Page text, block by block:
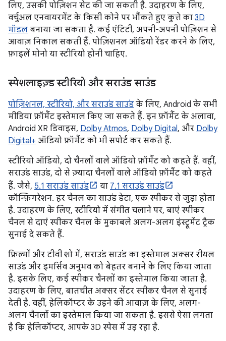
लिए, उसकी पोज़िशन सेट की जा सकती है. उदाहरण के लिए,
वर्चुअल एनवायरमेंट के किसी कोने पर भौंकते हुए कुत्ते का 3D
मॉडल बनाया जा सकता है. कई एंटिटी, अपनी-अपनी पोज़िशन से
आवाज़ निकाल सकती हैं. पोज़िशनल ऑडियो रेंडर करने के लिए,
फ़ाइलें मोनो या स्टीरियो होनी चाहिए.
स्पेशलाइज़्ड स्टीरियो और सराउंड साउंड
पोज़िशनल, स्टीरियो, और सराउंड साउंड के लिए, Android के सभी
मीडिया फ़ॉर्मैट इस्तेमाल किए जा सकते हैं. इन फ़ॉर्मैट के अलावा,
Android XR डिवाइस, Dolby Atmos, Dolby Digital, और Dolby
Digital+ ऑडियो फ़ॉर्मैट को भी सपोर्ट कर सकते हैं.
स्टीरियो ऑडियो, दो चैनलों वाले ऑडियो फ़ॉर्मैट को कहते हैं. वहीं,
सराउंड साउंड, दो से ज़्यादा चैनलों वाले ऑडियो फ़ॉर्मैट को कहते
हैं. जैसे, 5.1 सराउंड साउंड या 7.1 सराउंड साउंड
कॉन्फ़िगरेशन. हर चैनल का साउंड डेटा, एक स्पीकर से जुड़ा होता
है. उदाहरण के लिए, स्टीरियो में संगीत चलाने पर, बाएं स्पीकर
चैनल से दाएं स्पीकर चैनल के मुकाबले अलग-अलग इंस्ट्रूमेंट ट्रैक
सुनाई दे सकते हैं.
फ़िल्मों और टीवी शो में, सराउंड साउंड का इस्तेमाल अक्सर रीयल
साउंड और इमर्सिव अनुभव को बेहतर बनाने के लिए किया जाता
है. इसके लिए, कई स्पीकर चैनलों का इस्तेमाल किया जाता है.
उदाहरण के लिए, बातचीत अक्सर सेंटर स्पीकर चैनल से सुनाई
देती है. वहीं, हेलिकॉप्टर के उड़ने की आवाज़ के लिए, अलग-
अलग चैनलों का इस्तेमाल किया जा सकता है. इससे ऐसा लगता
है कि हेलिकॉप्टर, आपके 3D स्पेस में उड़ रहा है.